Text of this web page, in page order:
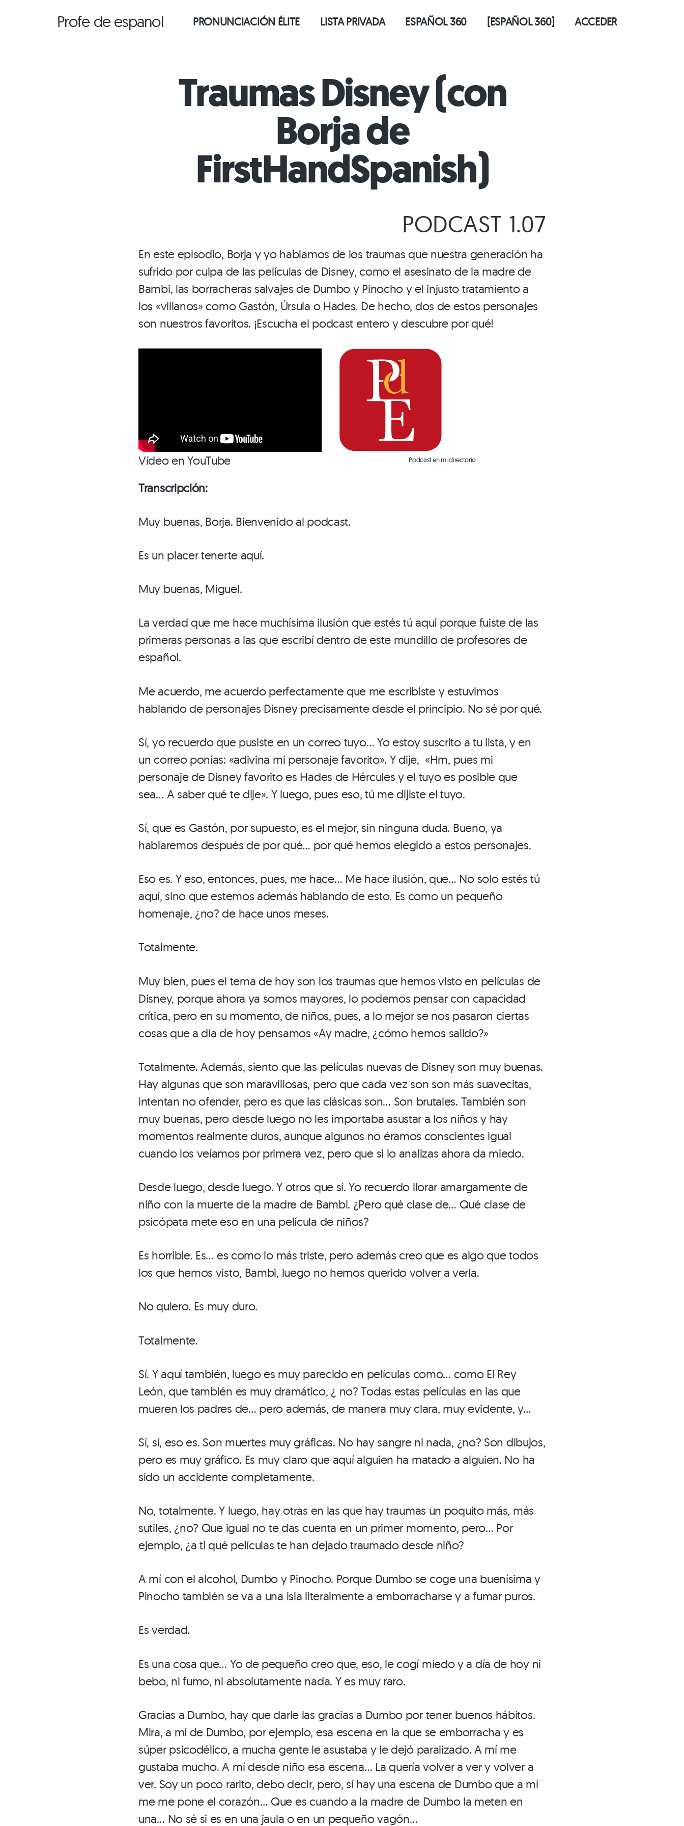
Profe de espanol PRONUNCIACIÓN ÉLITE LISTA PRIVADA ESPAÑOL 360 [ESPAÑOL 360] ACCEDER
Traumas Disney (con
Borja de
FirstHandSpanish)
PODCAST 1.07
En este episodio, Borja y yo hablamos de los traumas que nuestra generación ha
sufrido por culpa de las películas de Disney, como el asesinato de la madre de
Bambi, las borracheras salvajes de Dumbo y Pinocho y el injusto tratamiento a
los «villanos» como Gastón, Úrsula o Hades. De hecho, dos de estos personajes
son nuestros favoritos. ¡Escucha el podcast entero y descubre por qué!
Vídeo en YouTube Podcast en mi directorio
Transcripción:
Muy buenas, Borja. Bienvenido al podcast.
Es un placer tenerte aquí.
Muy buenas, Miguel.
La verdad que me hace muchísima ilusión que estés tú aquí porque fuiste de las
primeras personas a las que escribí dentro de este mundillo de profesores de
español.
Me acuerdo, me acuerdo perfectamente que me escribiste y estuvimos
hablando de personajes Disney precisamente desde el principio. No sé por qué.
Sí, yo recuerdo que pusiste en un correo tuyo… Yo estoy suscrito a tu lista, y en
un correo ponías: «adivina mi personaje favorito». Y dije, «Hm, pues mi
personaje de Disney favorito es Hades de Hércules y el tuyo es posible que
sea… A saber qué te dije». Y luego, pues eso, tú me dijiste el tuyo.
Sí, que es Gastón, por supuesto, es el mejor, sin ninguna duda. Bueno, ya
hablaremos después de por qué… por qué hemos elegido a estos personajes.
Eso es. Y eso, entonces, pues, me hace… Me hace ilusión, que… No solo estés tú
aquí, sino que estemos además hablando de esto. Es como un pequeño
homenaje, ¿no? de hace unos meses.
Totalmente.
Muy bien, pues el tema de hoy son los traumas que hemos visto en películas de
Disney, porque ahora ya somos mayores, lo podemos pensar con capacidad
crítica, pero en su momento, de niños, pues, a lo mejor se nos pasaron ciertas
cosas que a día de hoy pensamos «Ay madre, ¿cómo hemos salido?»
Totalmente. Además, siento que las películas nuevas de Disney son muy buenas.
Hay algunas que son maravillosas, pero que cada vez son son más suavecitas,
intentan no ofender, pero es que las clásicas son… Son brutales. También son
muy buenas, pero desde luego no les importaba asustar a los niños y hay
momentos realmente duros, aunque algunos no éramos conscientes igual
cuando los veíamos por primera vez, pero que si lo analizas ahora da miedo.
Desde luego, desde luego. Y otros que sí. Yo recuerdo llorar amargamente de
niño con la muerte de la madre de Bambi. ¿Pero qué clase de… Qué clase de
psicópata mete eso en una película de niños?
Es horrible. Es… es como lo más triste, pero además creo que es algo que todos
los que hemos visto, Bambi, luego no hemos querido volver a verla.
No quiero. Es muy duro.
Totalmente.
Sí. Y aquí también, luego es muy parecido en películas como… como El Rey
León, que también es muy dramático, ¿ no? Todas estas películas en las que
mueren los padres de… pero además, de manera muy clara, muy evidente, y…
Sí, sí, eso es. Son muertes muy gráficas. No hay sangre ni nada, ¿no? Son dibujos,
pero es muy gráfico. Es muy claro que aquí alguien ha matado a alguien. No ha
sido un accidente completamente.
No, totalmente. Y luego, hay otras en las que hay traumas un poquito más, más
sutiles, ¿no? Que igual no te das cuenta en un primer momento, pero… Por
ejemplo, ¿a ti qué películas te han dejado traumado desde niño?
A mí con el alcohol, Dumbo y Pinocho. Porque Dumbo se coge una buenísima y
Pinocho también se va a una isla literalmente a emborracharse y a fumar puros.
Es verdad.
Es una cosa que… Yo de pequeño creo que, eso, le cogí miedo y a día de hoy ni
bebo, ni fumo, ni absolutamente nada. Y es muy raro.
Gracias a Dumbo, hay que darle las gracias a Dumbo por tener buenos hábitos.
Mira, a mí de Dumbo, por ejemplo, esa escena en la que se emborracha y es
súper psicodélico, a mucha gente le asustaba y le dejó paralizado. A mí me
gustaba mucho. A mí desde niño esa escena… La quería volver a ver y volver a
ver. Soy un poco rarito, debo decir, pero, sí hay una escena de Dumbo que a mí
me me pone el corazón… Que es cuando a la madre de Dumbo la meten en
una… No sé si es en una jaula o en un pequeño vagón…